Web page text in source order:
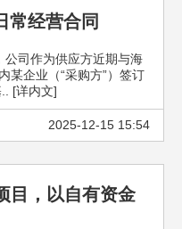
常经营合同
公司作为供应方近期与海
某企业（“采购方”）签订
[详内文]
2025-12-15 15:54
目，以自有资金